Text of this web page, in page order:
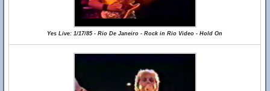
Yes Live: 1/17/85 - Rio De Janeiro - Rock in Rio Video - Hold On